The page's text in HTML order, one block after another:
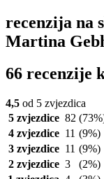
recenzija na
Martina
66 recenzije
4,5 od 5 zvjezdica
5 zvjezdice 82
4 zvjezdice 11 (9%)
3 zvjezdice 11 (9%)
2 zvjezdice 3
(2%)